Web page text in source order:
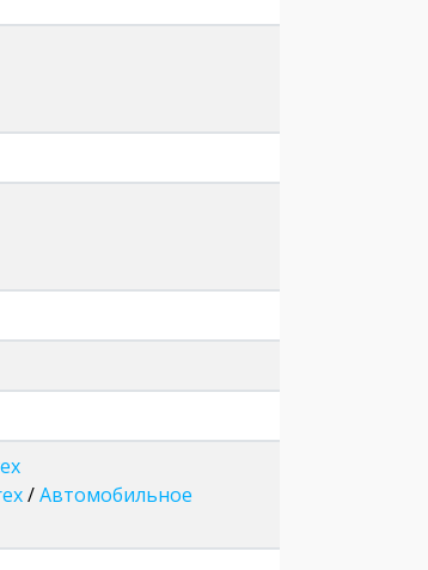
/Автомобильное